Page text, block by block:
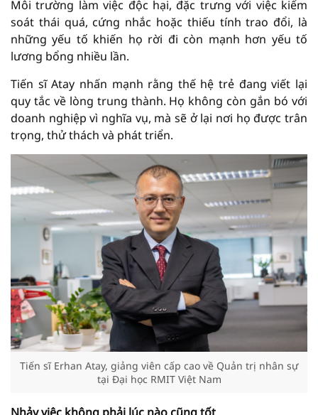
Môi trường làm việc độc hại, đặc trưng với việc kiểm
soát thái quá, cứng nhắc hoặc thiếu tính trao đổi, là
những yếu tố khiến họ rời đi còn mạnh hơn yếu tố
lương bổng nhiều lần.
Tiến sĩ Atay nhấn mạnh rằng thế hệ trẻ đang viết lại
quy tắc về lòng trung thành. Họ không còn gắn bó với
doanh nghiệp vì nghĩa vụ, mà sẽ ở lại nơi họ được trân
trọng, thử thách và phát triển.
Tiến sĩ Erhan Atay, giảng viên cấp cao về Quản trị nhân sự
tại Đại học RMIT Việt Nam